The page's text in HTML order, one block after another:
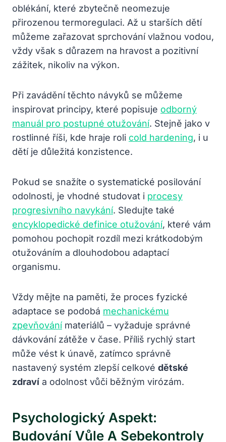
oblékání, které zbytečně neomezuje
přirozenou termoregulaci. Až u starších dětí
můžeme zařazovat sprchování vlažnou vodou,
vždy však s důrazem na hravost a pozitivní
zážitek, nikoliv na výkon.
Při zavádění těchto návyků se můžeme
inspirovat principy, které popisuje odborný
manuál pro postupné otužování. Stejně jako v
rostlinné říši, kde hraje roli cold hardening, i u
dětí je důležitá konzistence.
Pokud se snažíte o systematické posilování
odolnosti, je vhodné studovat i procesy
progresivního navykání. Sledujte také
encyklopedické definice otužování, které vám
pomohou pochopit rozdíl mezi krátkodobým
otužováním a dlouhodobou adaptací
organismu.
Vždy mějte na paměti, že proces fyzické
adaptace se podobá mechanickému
zpevňovánímateriálů – vyžaduje správné
dávkování zátěže v čase. Příliš rychlý start
může vést k únavě, zatímco správně
nastavený systém zlepší celkové dětské
zdraví a odolnost vůči běžným virózám.
Psychologický Aspekt:
Budování Vůle A Sebekontroly